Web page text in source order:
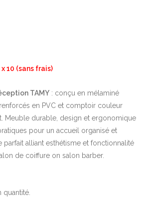
10 (sans frais)
TAMY : conçu en mélaminé
en PVC et comptoir couleur
Meuble durable, design et ergonomique
pour un accueil organisé et
alliant esthétisme et fonctionnalité
de coiffure on salon barber.
quantité.